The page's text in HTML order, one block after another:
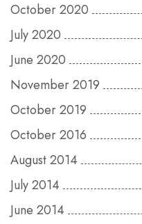
October 2020
July 2020
June 2020
November 2019
October 2019
October 2016
August 2014
July 2014
June 2014